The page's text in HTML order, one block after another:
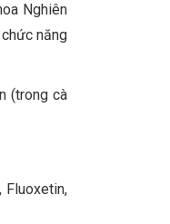
Nghiên
năng
(trong cà
Fluoxetin,